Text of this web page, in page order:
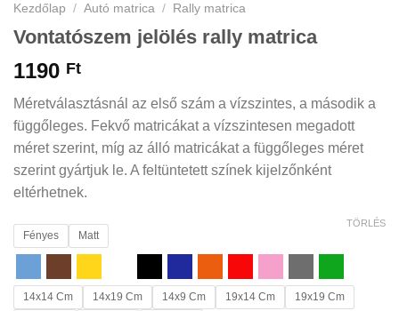
Kezdőlap / Autó matrica / Rally matrica
Vontatószem jelölés rally matrica
1190 Ft
Méretválasztásnál az első szám a vízszintes, a második a
függőleges. Fekvő matricákat a vízszintesen megadott
méret szerint, míg az álló matricákat a függőleges méret
szerint gyártjuk le. A feltüntetett színek kijelzőnként
eltérhetnek.
Fényes Matt
14x14 Cm 14x19 Cm 14x9 Cm 19x14 Cm
19x19 Cm
TÖRLÉS